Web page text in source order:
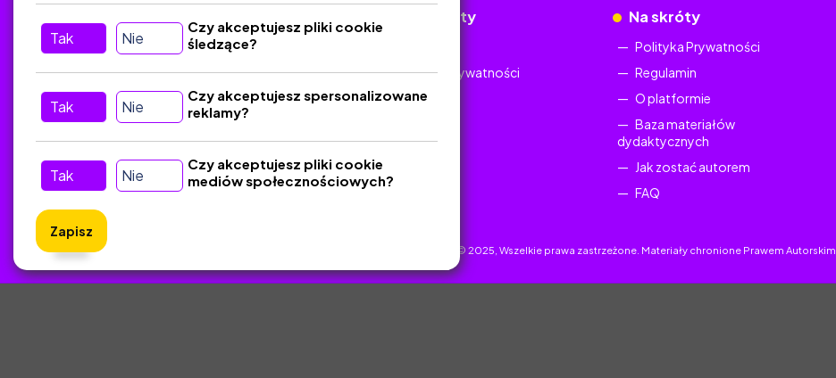
Kontakt
Dokumenty
Polityka Prywatności
Na skróty
Polityka Prywatności
Regulamin
O platformie
Baza materiałów
dydaktycznych
Jak zostać autorem
FAQ
ZlotyNauczyciel.pl © 2025, Wszelkie prawa zastrzeżone. Materiały chronione Prawem Autorskim.
Tak Nie
Czy akceptujesz pliki cookie
śledzące?
Tak Nie
Czy akceptujesz spersonalizowane
reklamy?
Tak Nie
Czy akceptujesz pliki cookie
mediów społecznościowych?
Zapisz